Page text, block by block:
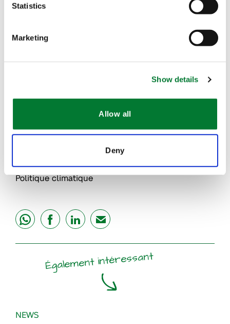
Statistics
Marketing
Show details
Allow all
Deny
l’agriculture reposent beaucoup sur un modèle
améliorer la valorisation les co-produits de
exactement ce que GreenSwitch fait.
www.vaniperen.com/greenswitch
Ce projet a été rendu possible par le ministère
néerlandais des Affaires économiques et de la
Politique climatique
share share share mail
Également intéressant
NEWS